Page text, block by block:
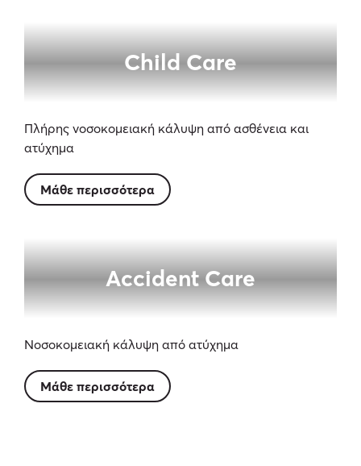
Child Care
Πλήρης νοσοκομειακή κάλυψη από ασθένεια και
ατύχημα
Μάθε περισσότερα
Accident Care
Νοσοκομειακή κάλυψη από ατύχημα
Μάθε περισσότερα